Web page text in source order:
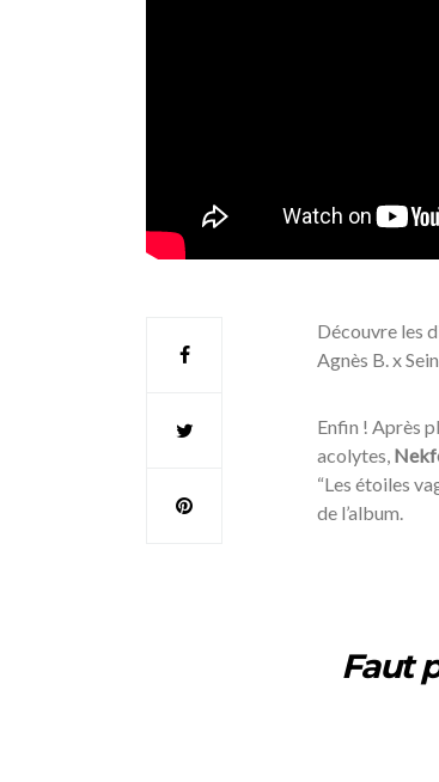
Découvre les
Agnès B. x
Enfin ! Après
acolytes,
“Les étoiles
de l’album.
Faut